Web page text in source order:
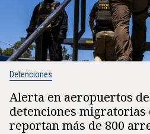
Detenciones
Alerta en aeropuertos de
detenciones migratorias
reportan más de 800